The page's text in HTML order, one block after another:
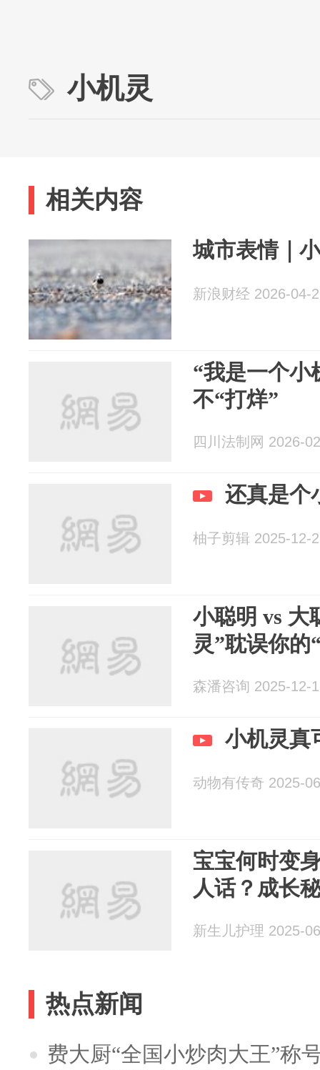
小机灵
相关内容
城市表情｜
新浪财经 2026-04-
“我是一个小
不“打烊”
四川法制网 2026-
还真是个
柚子剪辑 2025-12-
小聪明 vs 大
灵”耽误你的
森潘咨询 2025-12-
小机灵真
动物有传奇 2025-
宝宝何时变
人话？成长
新生儿护理 2025-
热点新闻
费大厨“全国小炒肉大王”称